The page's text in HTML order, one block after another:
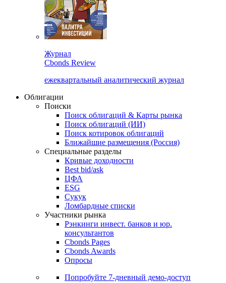
Журнал
Cbonds Review
ежеквартальный аналитический журнал
Облигации
Поиски
Поиск облигаций & Карты рынка
Поиск облигаций (ИИ)
Поиск котировок облигаций
Ближайшие размещения (Россия)
Специальные разделы
Кривые доходности
Best bid/ask
ЦФА
ESG
Сукук
Ломбардные списки
Участники рынка
Рэнкинги инвест. банков и юр.
консультантов
Cbonds Pages
Cbonds Awards
Опросы
Попробуйте 7-дневный демо-доступ